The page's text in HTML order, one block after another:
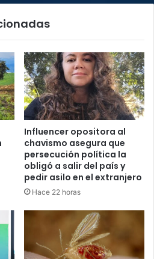
Influencer opositora al
chavismo asegura que
persecución política la
obligó a salir del país y
pedir asilo en el extranjero
Hace 22 horas